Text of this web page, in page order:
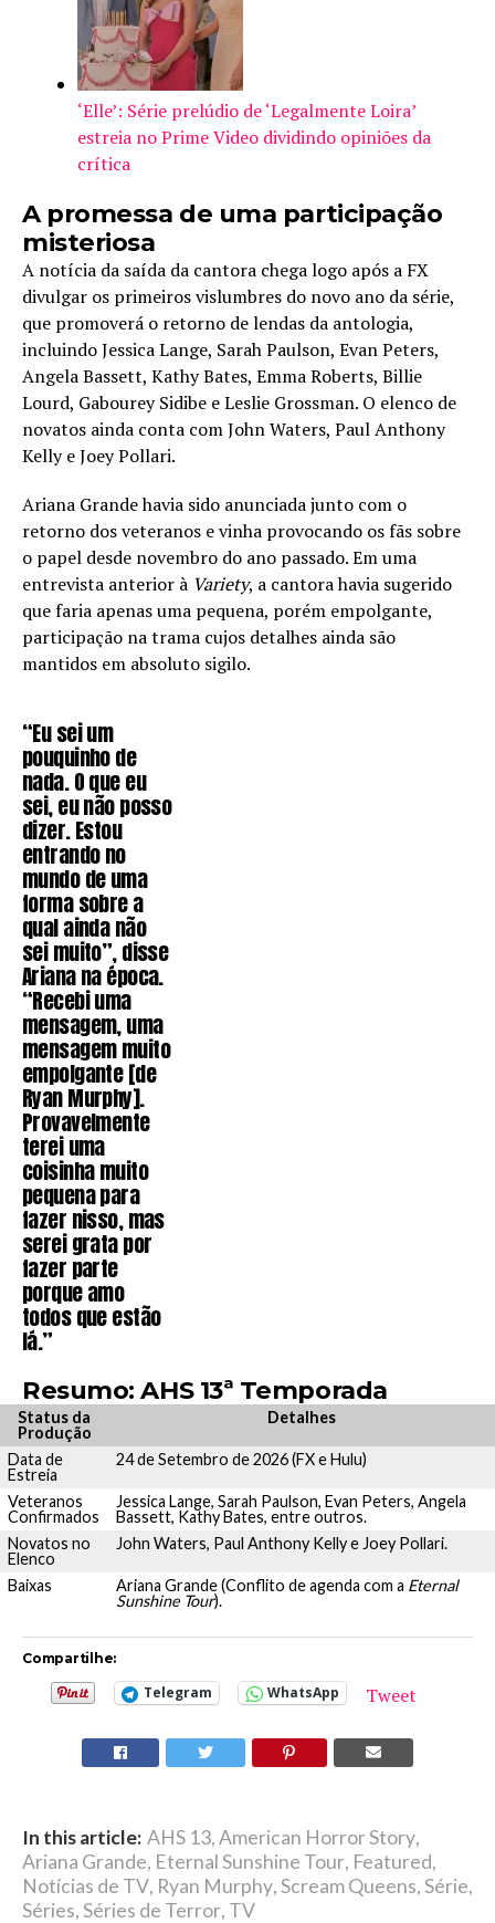
‘Elle’: Série prelúdio de ‘Legalmente Loira’
estreia no Prime Video dividindo opiniões da
crítica
A promessa de uma participação
misteriosa
A notícia da saída da cantora chega logo após a FX
divulgar os primeiros vislumbres do novo ano da série,
que promoverá o retorno de lendas da antologia,
incluindo Jessica Lange, Sarah Paulson, Evan Peters,
Angela Bassett, Kathy Bates, Emma Roberts, Billie
Lourd, Gabourey Sidibe e Leslie Grossman. O elenco de
novatos ainda conta com John Waters, Paul Anthony
Kelly e Joey Pollari.
Ariana Grande havia sido anunciada junto com o
retorno dos veteranos e vinha provocando os fãs sobre
o papel desde novembro do ano passado. Em uma
entrevista anterior à Variety, a cantora havia sugerido
que faria apenas uma pequena, porém empolgante,
participação na trama cujos detalhes ainda são
mantidos em absoluto sigilo.
“Eu sei um
pouquinho de
nada. O que eu
sei, eu não posso
dizer. Estou
entrando no
mundo de uma
forma sobre a
qual ainda não
sei muito”, disse
Ariana na época.
“Recebi uma
mensagem, uma
mensagem muito
empolgante [de
Ryan Murphy].
Provavelmente
terei uma
coisinha muito
pequena para
fazer nisso, mas
serei grata por
fazer parte
porque amo
todos que estão
lá.”
Resumo: AHS 13ª Temporada
Status da
Produção
Detalhes
Data de
Estreia
24 de Setembro de 2026 (FX e Hulu)
Veteranos
Confirmados
Jessica Lange, Sarah Paulson, Evan Peters, Angela
Bassett, Kathy Bates, entre outros.
Novatos no
Elenco
John Waters, Paul Anthony Kelly e Joey Pollari.
Baixas Ariana Grande (Conflito de agenda com a Eternal
Sunshine Tour).
Compartilhe:
Telegram WhatsApp Tweet
In this article: AHS 13,American Horror Story,
Ariana Grande, Eternal Sunshine Tour, Featured,
Notícias de TV, Ryan Murphy,Scream Queens,Série,
Séries,Séries de Terror, TV